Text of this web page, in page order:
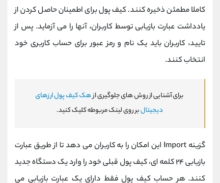
کاملا مطمئن ذخیره کنند. کیف پول برای اطمینان حاصل کردن از
یادداشت عبارت بازیابی توسط کاربران، آنها را می آزماید. پس از
تایید، کاربران باید یک نام و رمز عبور برای حساب کاربری خود
انتخاب کنند.
برای آشنایی از روش های جلوگیری ازهک کیف پول ارزهای
دیجیتالبر روی لینک مربوطه کلیک کنید.
گزینه Import این امکان را به کاربران می دهد تا از طریق عبارت
بازیابی ۲۴ کلمه ای، کیف پول قبلی خود را وارد یک دستگاه جدید
کنند. هر حساب کیف پول فقط دارای یک عبارت بازیابی می